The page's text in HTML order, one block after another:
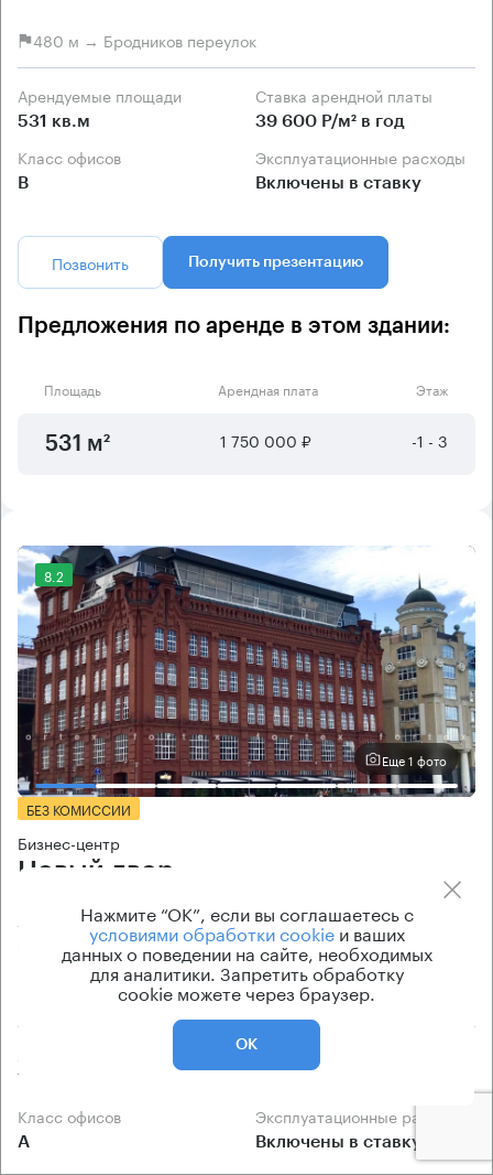
480 м → Бродников переулок
Арендуемые площади
531 кв.м
Ставка арендной платы
39 600 Р/м² в год
Класс офисов
B
Эксплуатационные расходы
Включены в ставку
Позвонить Получить презентацию
Предложения по аренде в этом здании:
Площадь Арендная плата Этаж
531 м² 1 750 000 ₽ -1 - 3
8.2
Еще 1 фото
БЕЗ КОМИССИИ
Бизнес-центр
Новый двор
Москва, Якиманская набережная, 4 с1
Полянка → 770 м ~8 мин
410 м → Бродников переулок
775 кв.м
Класс офисов
А
Эксплуатационные расходы
Включены в ставку
Нажмите “ОК”, если вы соглашаетесь с
условиями обработки cookieи ваших
данных о поведении на сайте, необходимых
для аналитики. Запретить обработку
cookie можете через браузер.
ОК